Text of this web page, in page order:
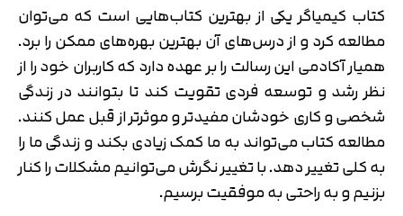
کتاب کیمیاگر یکی از بهترین کتاب‌هایی است که می‌توان
مطالعه کرد و از درس‌های آن بهترین بهره‌های ممکن را برد.
همیار آکادمی این رسالت را بر عهده دارد که کاربران خود را از
نظر رشد و توسعه فردی تقویت کند تا بتوانند در زندگی
شخصی و کاری خودشان مفیدتر و موثرتر از قبل عمل کنند.
مطالعه کتاب می‌تواند به ما کمک زیادی بکند و زندگی ما را
به کلی تغییر دهد. با تغییر نگرش می‌توانیم مشکلات را کنار
بزنیم و به راحتی به موفقیت برسیم.